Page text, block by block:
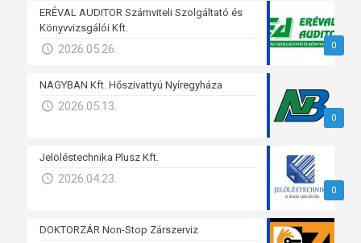
0
ERÉVAL AUDITOR Számviteli Szolgáltató és
Könyvvizsgálói Kft.
2026.05.26.
0
NAGYBAN Kft. Hőszivattyú Nyíregyháza
2026.05.13.
0
Jelöléstechnika Plusz Kft.
2026.04.23.
DOKTORZÁR Non-Stop Zárszerviz